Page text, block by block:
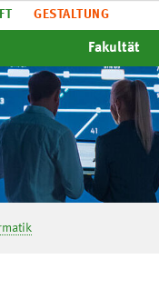
GESTALTUNG
Fakultät